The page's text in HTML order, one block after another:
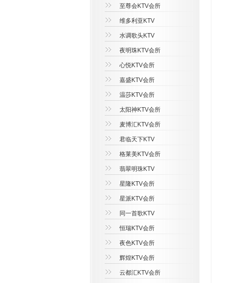
至尊会KTV会所
维多利亚KTV
水调歌头KTV
夜明珠KTV会所
心悦KTV会所
嘉盛KTV会所
温莎KTV会所
太阳神KTV会所
麦博汇KTV会所
君临天下KTV
格莱美KTV会所
翡翠明珠KTV
星隆KTV会所
星派KTV会所
同一首歌KTV
恒瑞KTV会所
夜色KTV会所
辉煌KTV会所
云都汇KTV会所